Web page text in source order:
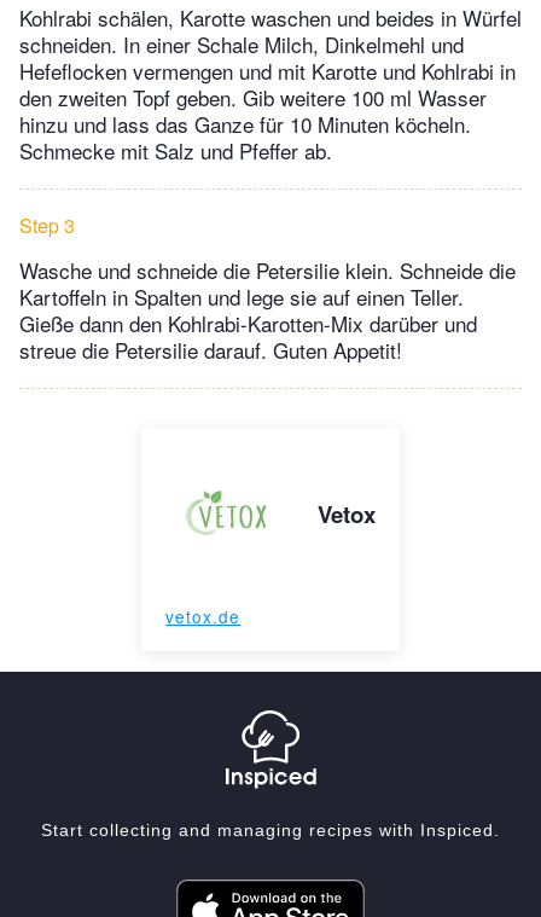
Kohlrabi schälen, Karotte waschen und beides in Würfel
schneiden. In einer Schale Milch, Dinkelmehl und
Hefeflocken vermengen und mit Karotte und Kohlrabi in
den zweiten Topf geben. Gib weitere 100 ml Wasser
hinzu und lass das Ganze für 10 Minuten köcheln.
Schmecke mit Salz und Pfeffer ab.
Step 3
Wasche und schneide die Petersilie klein. Schneide die
Kartoffeln in Spalten und lege sie auf einen Teller.
Gieße dann den Kohlrabi-Karotten-Mix darüber und
streue die Petersilie darauf. Guten Appetit!
Vetox
vetox.de
Start collecting and managing recipes with Inspiced.